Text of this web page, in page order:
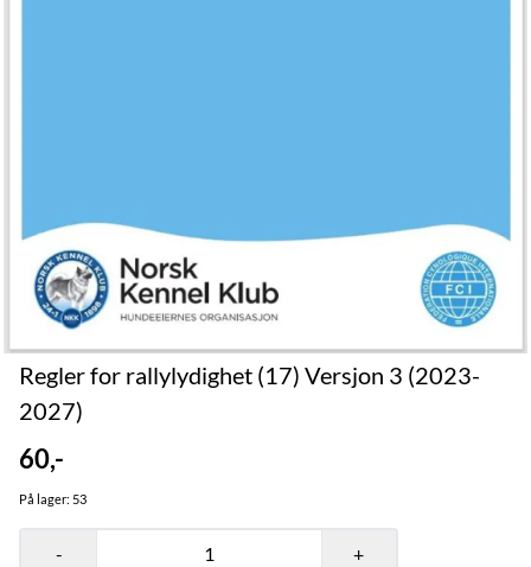
Regler for rallylydighet (17) Versjon 3 (2023-
2027)
60,-
På lager: 53
- +